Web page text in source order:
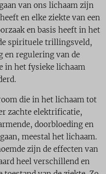
van ons lichaam zijn
en elke ziekte van een
en basis heeft in het
spirituele trillingsveld,
en regulering van de
in het fysieke lichaam
die in het lichaam tot
zachte elektrificatie,
doorbloeding en
meestal het lichaam.
zijn de effecten van
heel verschillend en